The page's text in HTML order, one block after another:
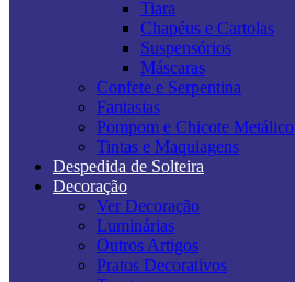
Tiara
Chapéus e Cartolas
Suspensórios
Máscaras
Confete e Serpentina
Fantasias
Pompom e Chicote Metálico
Tintas e Maquiagens
Despedida de Solteira
Decoração
Ver Decoração
Luminárias
Outros Artigos
Pratos Decorativos